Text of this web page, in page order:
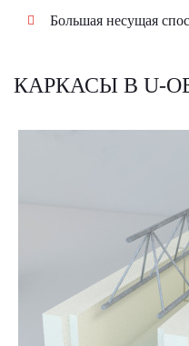
Большая несущая
КАРКАСЫ В U-